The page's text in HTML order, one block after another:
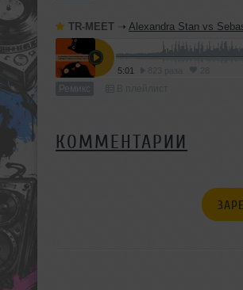
TR-MEET ➝ Alexandra Stan vs Sebastien Leger
5:01
Ремикс
КОММЕНТАРИИ